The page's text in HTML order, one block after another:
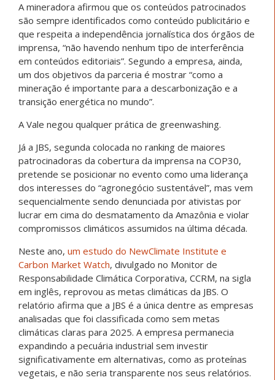
A mineradora afirmou que os conteúdos patrocinados
são sempre identificados como conteúdo publicitário e
que respeita a independência jornalística dos órgãos de
imprensa, “não havendo nenhum tipo de interferência
em conteúdos editoriais”. Segundo a empresa, ainda,
um dos objetivos da parceria é mostrar “como a
mineração é importante para a descarbonização e a
transição energética no mundo”.
A Vale negou qualquer prática de greenwashing.
Já a JBS, segunda colocada no ranking de maiores
patrocinadoras da cobertura da imprensa na COP30,
pretende se posicionar no evento como uma liderança
dos interesses do “agronegócio sustentável”, mas vem
sequencialmente sendo denunciada por ativistas por
lucrar em cima do desmatamento da Amazônia e violar
compromissos climáticos assumidos na última década.
Neste ano, um estudo do NewClimate Institute e
Carbon Market Watch, divulgado no Monitor de
Responsabilidade Climática Corporativa, CCRM, na sigla
em inglês, reprovou as metas climáticas da JBS. O
relatório afirma que a JBS é a única dentre as empresas
analisadas que foi classificada como sem metas
climáticas claras para 2025. A empresa permanecia
expandindo a pecuária industrial sem investir
significativamente em alternativas, como as proteínas
vegetais, e não seria transparente nos seus relatórios.